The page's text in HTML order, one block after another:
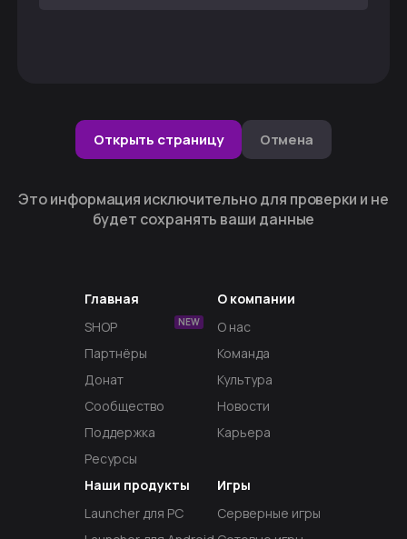
Открыть страницу Отмена
Это информация исключительно для проверки и не
будет сохранять ваши данные
Главная
SHOP
NEW
Партнёры
Донат
Сообщество
Поддержка
Ресурсы
Наши продукты
Launcher для PC
Игры
Серверные игры
О компании
О нас
Команда
Культура
Новости
Карьера